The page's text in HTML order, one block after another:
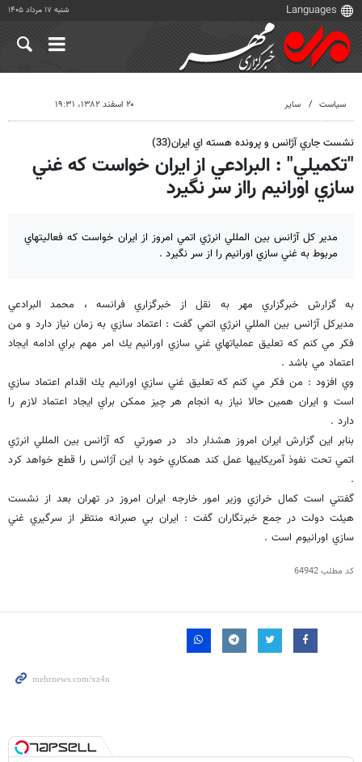
شنبه ۱۷ مرداد ۱۴۰۵
سیاست سایر ۲۰ اسفند ۱۳۸۲، ۱۹:۳۱
نشست جاري آژانس و پرونده هسته اي ايران(33)
"تكميلي" : البرادعي از ايران خواست كه غني
سازي اورانيم رااز سر نگيرد
مدير كل آژانس بين المللي انرژي اتمي امروز از ايران خواست كه فعاليتهاي
مربوط به غني سازي اورانيم را از سر نگيرد .
به گزارش خبرگزاري مهر به نقل از خبرگزاري فرانسه ، محمد البرادعي
مديركل آژانس بين المللي انرژي اتمي گفت : اعتماد سازي به زمان نياز دارد و من
فكر مي كنم كه تعليق عملياتهاي غني سازي اورانيم يك امر مهم براي ادامه ايجاد
اعتماد مي باشد .
وي افزود : من فكر مي كنم كه تعليق غني سازي اورانيم يك اقدام اعتماد سازي
است و ايران همين حالا نياز به انجام هر چيز ممكن براي ايجاد اعتماد لازم را
دارد .
بنابر اين گزارش ايران امروز هشدار داد در صورتي كه آژانس بين المللي انرژي
اتمي تحت نفوذ آمريكاييها عمل كند همكاري خود با اين آژانس را قطع خواهد كرد
.
گفتني است كمال خرازي وزير امور خارجه ايران امروز در تهران بعد از نشست
هيئت دولت در جمع خبرنگاران گفت : ايران بي صبرانه منتظر از سرگيري غني
سازي اورانيوم است .
کد مطلب64942